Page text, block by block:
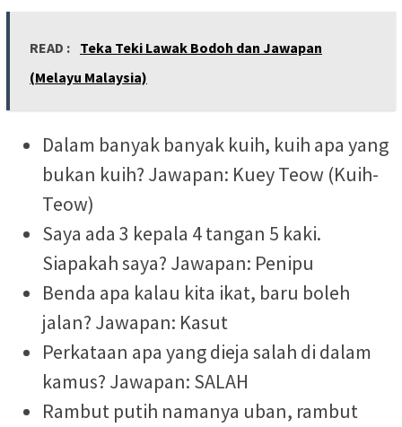
READ : Teka Teki Lawak Bodoh dan Jawapan
(Melayu Malaysia)
Dalam banyak banyak kuih, kuih apa yang
bukan kuih? Jawapan: Kuey Teow (Kuih-
Teow)
Saya ada 3 kepala 4 tangan 5 kaki.
Siapakah saya? Jawapan: Penipu
Benda apa kalau kita ikat, baru boleh
jalan? Jawapan: Kasut
Perkataan apa yang dieja salah di dalam
kamus? Jawapan: SALAH
Rambut putih namanya uban, rambut